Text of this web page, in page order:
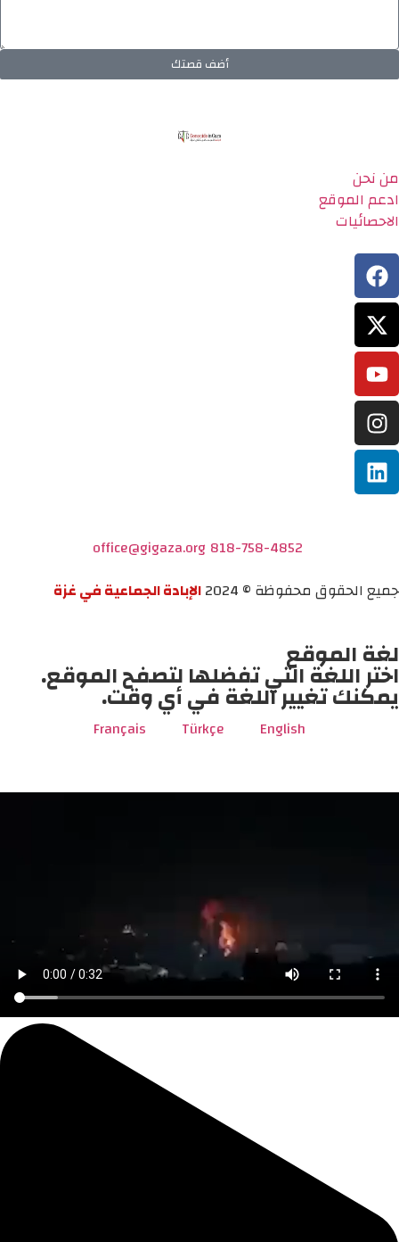
أضف قصتك
من نحن
ادعم الموقع
الاحصائيات
818-758-4852
office@gigaza.org
جميع الحقوق محفوظة © 2024
الإبادة الجماعية في غزة
لغة الموقع
اختر اللغة التي تفضلها لتصفح الموقع.
يمكنك تغيير اللغة في أي وقت.
English
Türkçe
Français